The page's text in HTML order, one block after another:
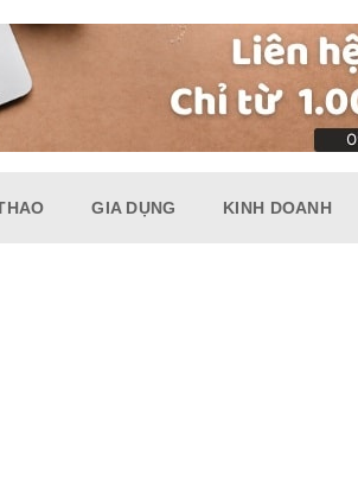
GIA DỤNG KINH DOANH